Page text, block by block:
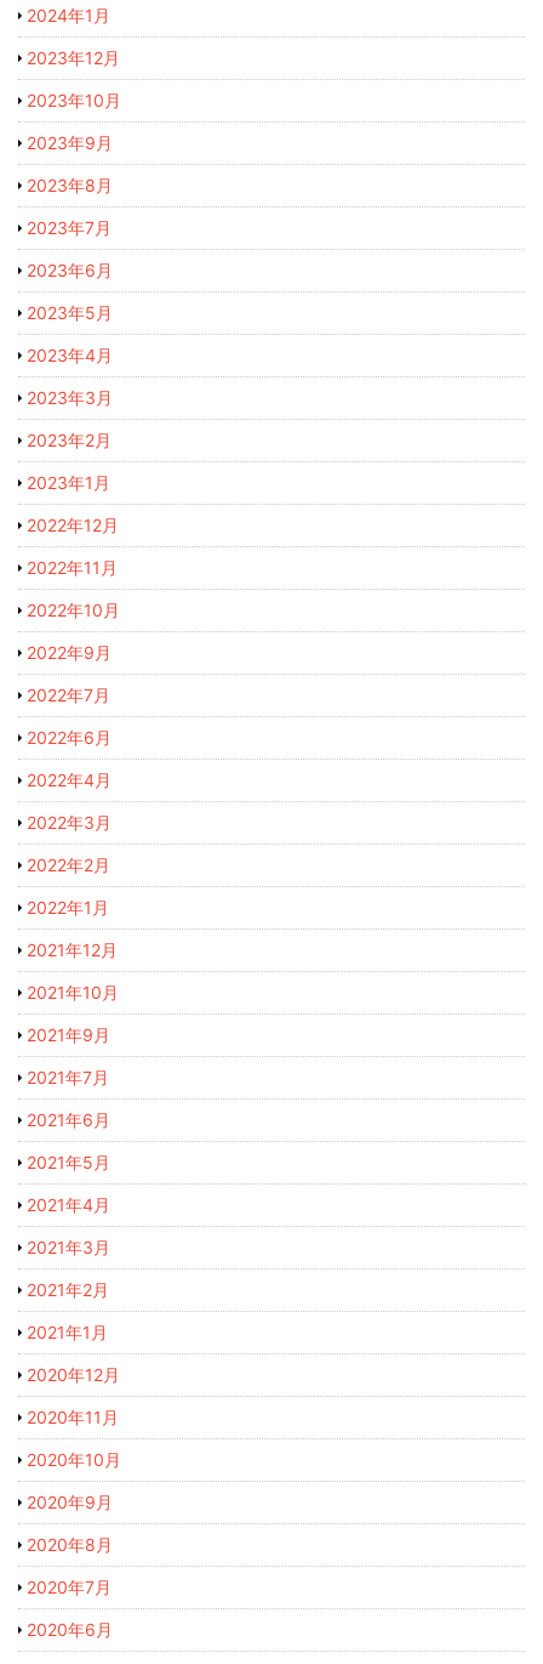
2024年1月
2023年12月
2023年10月
2023年9月
2023年8月
2023年7月
2023年6月
2023年5月
2023年4月
2023年3月
2023年2月
2023年1月
2022年12月
2022年11月
2022年10月
2022年9月
2022年7月
2022年6月
2022年4月
2022年3月
2022年2月
2022年1月
2021年12月
2021年10月
2021年9月
2021年7月
2021年6月
2021年5月
2021年4月
2021年3月
2021年2月
2021年1月
2020年12月
2020年11月
2020年10月
2020年9月
2020年8月
2020年7月
2020年6月